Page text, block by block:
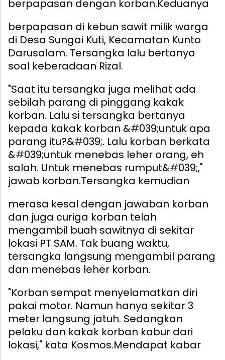
berpapasan dengan korban.Keduanya
berpapasan di kebun sawit milik warga
di Desa Sungai Kuti, Kecamatan Kunto
Darusalam. Tersangka lalu bertanya
soal keberadaan Rizal.
"Saat itu tersangka juga melihat ada
sebilah parang di pinggang kakak
korban. Lalu si tersangka bertanya
kepada kakak korban &#039;untuk apa
parang itu?&#039;. Lalu korban berkata
&#039;untuk menebas leher orang, eh
salah. Untuk menebas rumput&#039;,"
jawab korban.Tersangka kemudian
merasa kesal dengan jawaban korban
dan juga curiga korban telah
mengambil buah sawitnya di sekitar
lokasi PT SAM. Tak buang waktu,
tersangka langsung mengambil parang
dan menebas leher korban.
"Korban sempat menyelamatkan diri
pakai motor. Namun hanya sekitar 3
meter langsung jatuh. Sedangkan
pelaku dan kakak korban kabur dari
lokasi," kata Kosmos.Mendapat kabar